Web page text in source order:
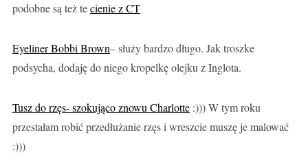
podobne są też tecienie z CT
Eyeliner Bobbi Brown– służy bardzo długo. Jak troszke
podsycha, dodaję do niego kropelkę olejku z Inglota.
Tusz do rzęs- szokująco znowu Charlotte:))) W tym roku
przestałam robić przedłużanie rzęs i wreszcie muszę je malować
:)))